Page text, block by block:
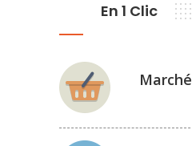
En 1 Clic